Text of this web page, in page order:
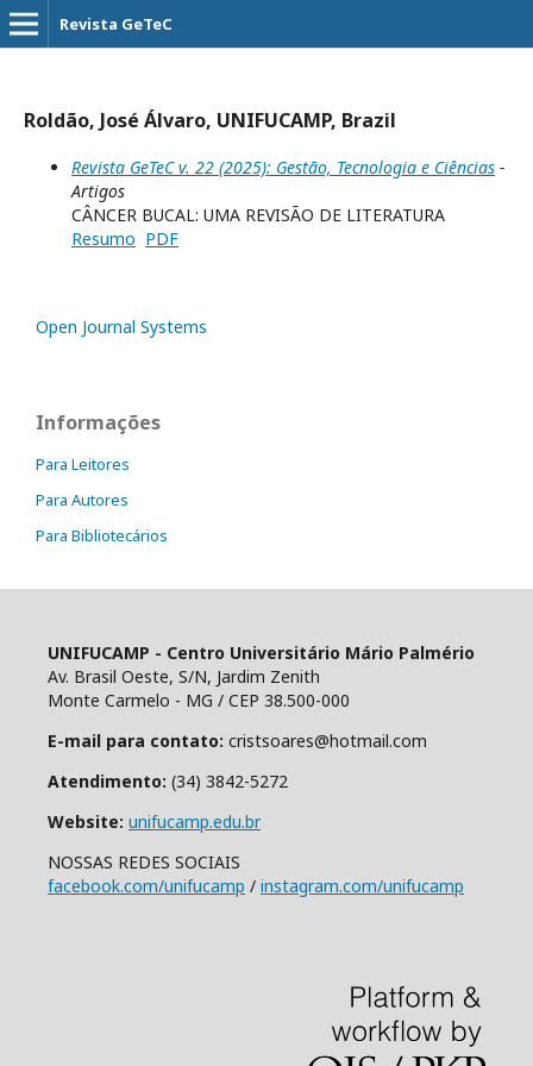
Revista GeTeC
Roldão, José Álvaro, UNIFUCAMP, Brazil
Revista GeTeC v. 22 (2025): Gestão, Tecnologia e Ciências -
Artigos
CÂNCER BUCAL: UMA REVISÃO DE LITERATURA
Resumo PDF
Open Journal Systems
Informações
Para Leitores
Para Autores
Para Bibliotecários
UNIFUCAMP - Centro Universitário Mário Palmério
Av. Brasil Oeste, S/N, Jardim Zenith
Monte Carmelo - MG / CEP 38.500-000
E-mail para contato: cristsoares@hotmail.com
Atendimento: (34) 3842-5272
Website: unifucamp.edu.br
NOSSAS REDES SOCIAIS
facebook.com/unifucamp / instagram.com/unifucamp